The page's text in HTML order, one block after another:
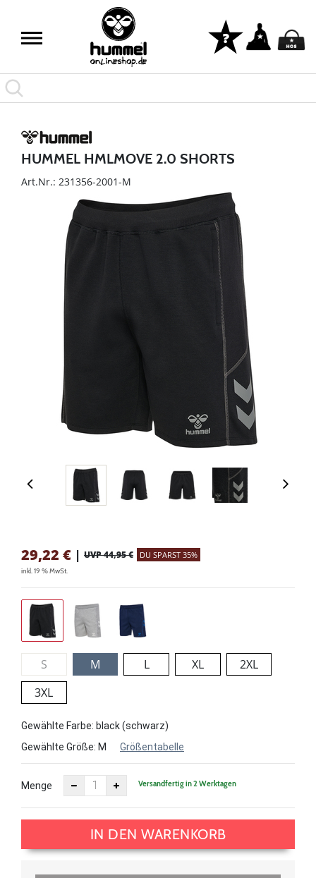
HUMMEL HMLMOVE 2.0 SHORTS
Art.Nr.: 231356-2001-M
29,22 € | UVP 44,95 € DU SPARST 35%
inkl. 19 % MwSt.
S M L XL
2XL
3XL
Gewählte Farbe: black (schwarz)
Gewählte Größe: M Größentabelle
Menge Versandfertig in 2 Werktagen
IN DEN WARENKORB